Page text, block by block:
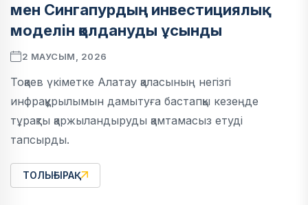
мен Сингапурдың инвестициялық
моделін қолдануды ұсынды
2 МАУСЫМ, 2026
Тоқаев үкіметке Алатау қаласының негізгі
инфрақұрылымын дамытуға бастапқы кезеңде
тұрақты қаржыландыруды қамтамасыз етуді
тапсырды.
ТОЛЫҒЫРАҚ